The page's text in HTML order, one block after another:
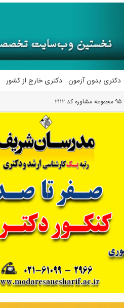
دکتری بدون آزمون دکتری خارج از کشور